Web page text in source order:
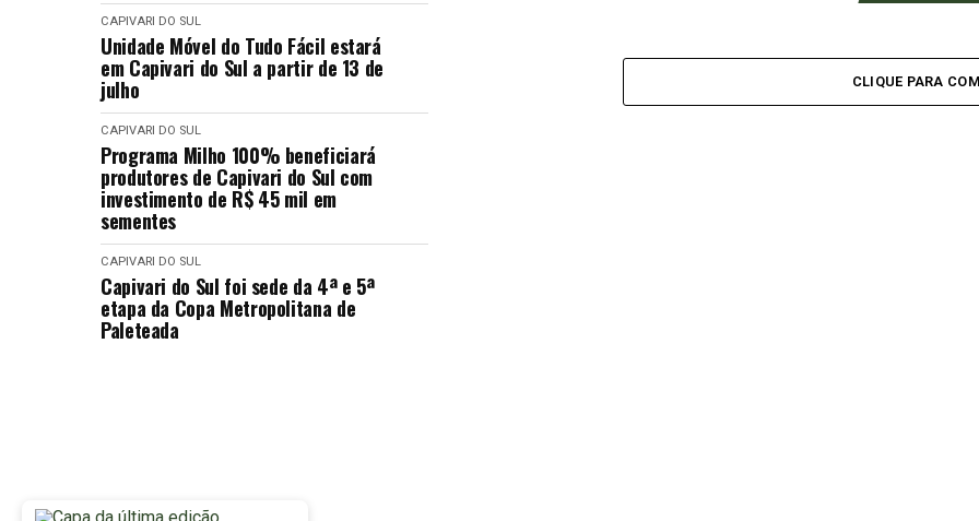
CAPIVARI DO SUL
Unidade Móvel do Tudo Fácil estará
em Capivari do Sul a partir de 13 de
julho
CAPIVARI DO SUL
Programa Milho 100% beneficiará
produtores de Capivari do Sul com
investimento de R$ 45 mil em
sementes
CAPIVARI DO SUL
Capivari do Sul foi sede da 4ª e 5ª
etapa da Copa Metropolitana de
Paleteada
CLIQUE PARA